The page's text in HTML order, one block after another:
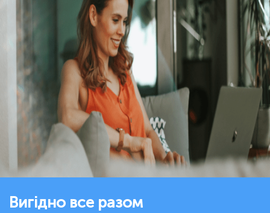
Вигідно все разом